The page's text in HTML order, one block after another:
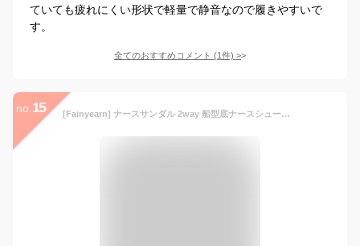
ていても疲れにくい形状で軽量で静音なので履きやすいで
す。
全てのおすすめコメント (1件) >
no. 15 [Fainyearn] ナースサンダル 2way 船型底ナースシューズ 厚底スニーカー オフィス サンダル オフィスサンダル 疲れない 立ち仕事 通気性 ナース靴 軽い 看護師 静音 ブラック 25.0cm